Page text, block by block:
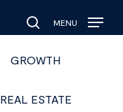
search
MENU
GROWTH
REAL ESTATE